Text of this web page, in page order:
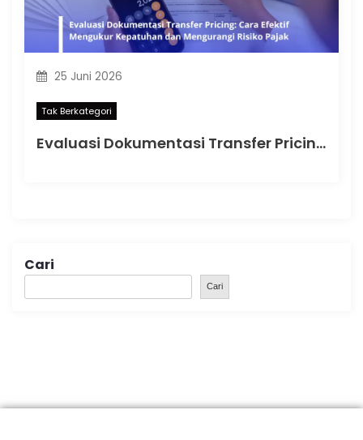
25 Juni 2026
Tak Berkategori
Evaluasi Dokumentasi Transfer Pricing: Cara Efektif Mengukur Kepatuhan dan Mengurangi Risiko Pajak
Cari
Cari